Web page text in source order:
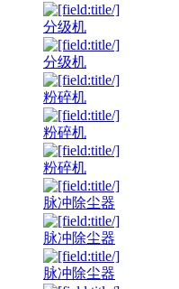
分级机
分级机
粉碎机
粉碎机
粉碎机
脉冲除尘器
脉冲除尘器
脉冲除尘器